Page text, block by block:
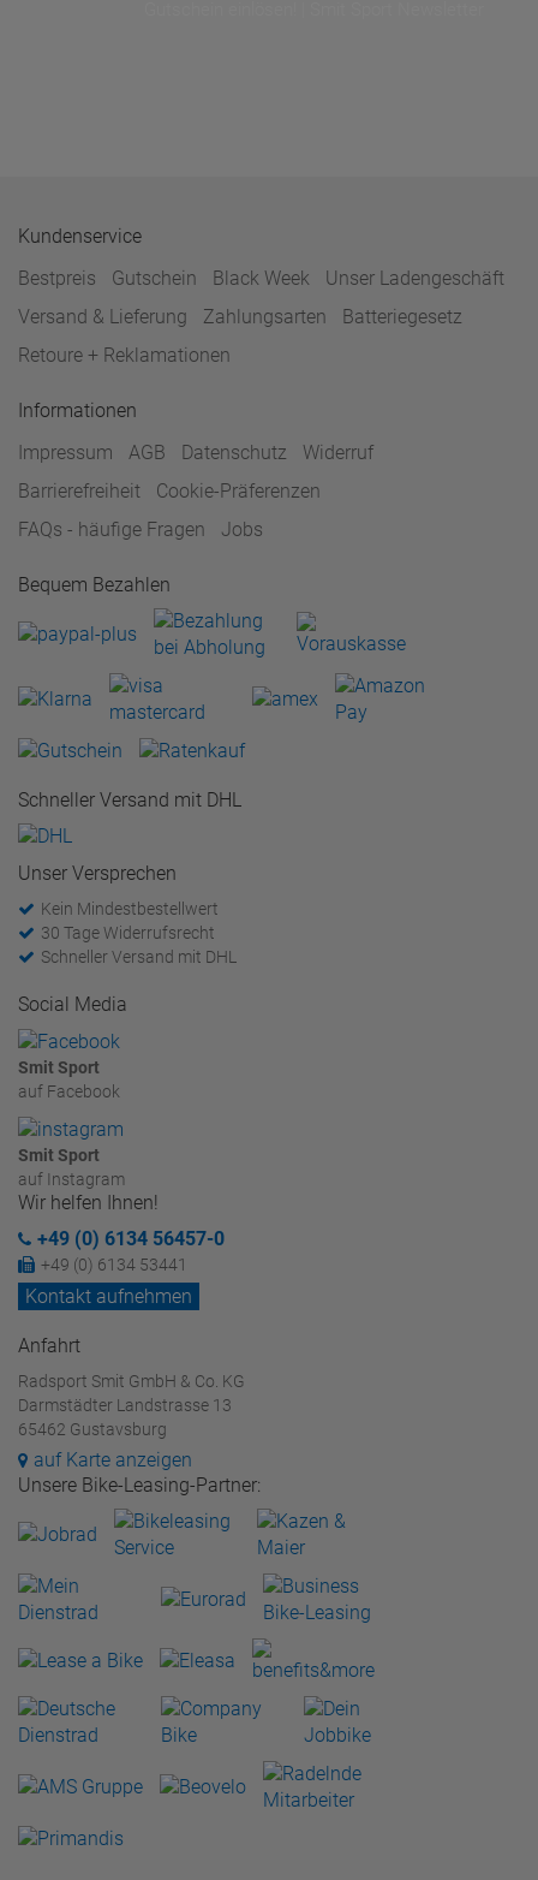
Kundenservice
Bestpreis
Gutschein Black Week
Unser Ladengeschäft
Versand & Lieferung
Zahlungsarten
Batteriegesetz
Retoure + Reklamationen
Informationen
Impressum
AGB Datenschutz
Widerruf
Barrierefreiheit
Cookie-Präferenzen
FAQs - häufige Fragen
Jobs
Bequem Bezahlen
Schneller Versand mit DHL
Unser Versprechen
Kein Mindestbestellwert
30 Tage Widerrufsrecht
Schneller Versand mit DHL
Social Media
Smit Sport
auf Facebook
Smit Sport
auf Instagram
Wir helfen Ihnen!
+49 (0) 6134 56457-0
+49 (0) 6134 53441
Kontakt aufnehmen
Anfahrt
Radsport Smit GmbH & Co. KG
Darmstädter Landstrasse 13
65462 Gustavsburg
auf Karte anzeigen
Unsere Bike-Leasing-Partner: